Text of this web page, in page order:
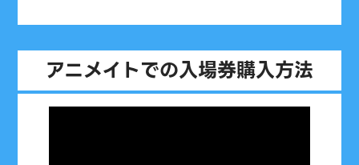
アニメイトでの入場券購入方法